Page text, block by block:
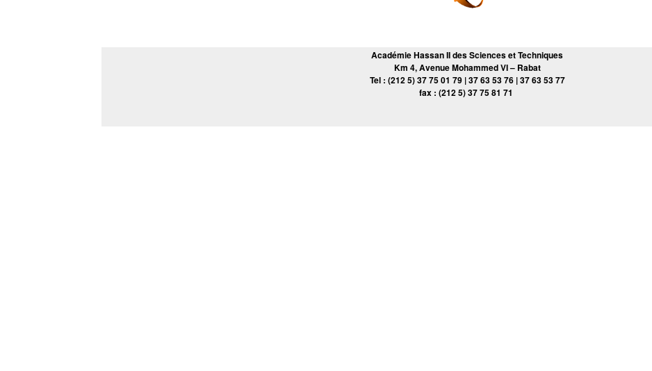
Académie Hassan II des Sciences et Techniques
Km 4, Avenue Mohammed VI – Rabat
Tel : (212 5) 37 75 01 79 | 37 63 53 76 | 37 63 53 77
fax : (212 5) 37 75 81 71